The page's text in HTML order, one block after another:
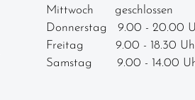
Mittwoch geschlossen
Donnerstag 9.00 - 20.00
Freitag 9.00 - 18.30
Samstag 9.00 - 14.00